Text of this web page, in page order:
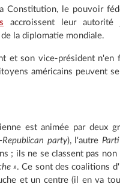
Constitution, le pouvoir
accroissent leur autorité
la diplomatie mondiale.
et son vice-président n'en
américains peuvent
est animée par deux
party), l'autre
; ils ne se classent pas non
». Ce sont des coalitions
et un centre (il en va